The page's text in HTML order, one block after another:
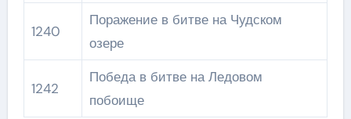
1240
Поражение в битве на Чудском
озере
1242
Победа в битве на Ледовом
побоище